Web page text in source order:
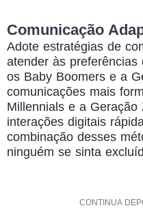
Comunicação
Adote estratégias de
atender às
os Baby Boomers e a
comunicações mais
Millennials e a
interações digitais
combinação desses
ninguém se sinta
CONTINUA